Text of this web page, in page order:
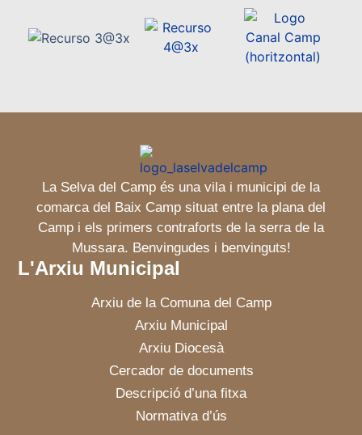
La Selva del Camp és una vila i municipi de la
comarca del Baix Camp situat entre la plana del
Camp i els primers contraforts de la serra de la
Mussara. Benvingudes i benvinguts!
L'Arxiu Municipal
Arxiu de la Comuna del Camp
Arxiu Municipal
Arxiu Diocesà
Cercador de documents
Descripció d’una fitxa
Normativa d’ús